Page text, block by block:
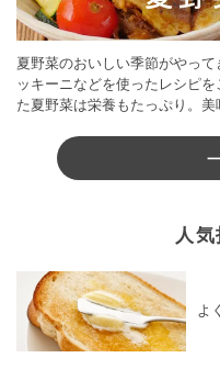
夏野菜のおいしい季節がやっ
ッキーニなどを使ったレシピ
た夏野菜は栄養もたっぷり。
人
よ